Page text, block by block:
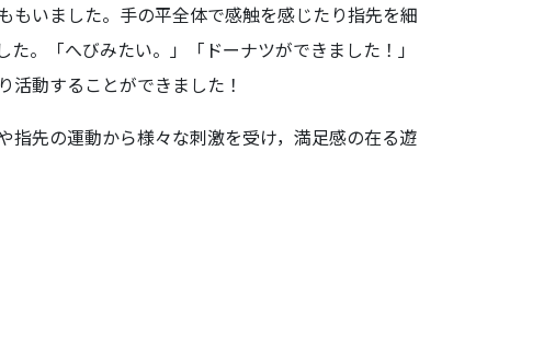
いました。手の平全体で感触を感じたり指先を細
。「へびみたい。」「ドーナツができました！」
動することができました！
指先の運動から様々な刺激を受け，満足感の在る遊